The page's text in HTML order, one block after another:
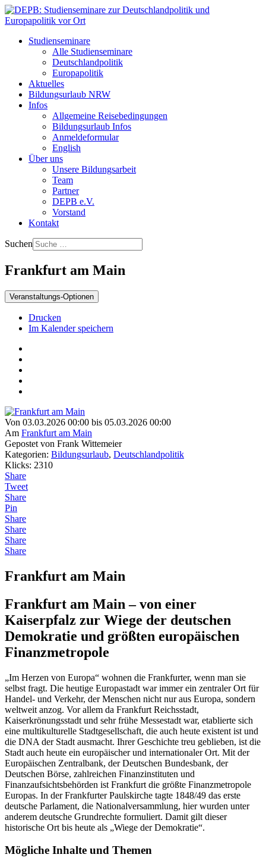
Studienseminare
Alle Studienseminare
Deutschlandpolitik
Europapolitik
Aktuelles
Bildungsurlaub NRW
Infos
Allgemeine Reisebedingungen
Bildungsurlaub Infos
Anmeldeformular
English
Über uns
Unsere Bildungsarbeit
Team
Partner
DEPB e.V.
Vorstand
Kontakt
Suchen
Frankfurt am Main
Veranstaltungs-Optionen
Drucken
Im Kalender speichern
Von 03.03.2026 00:00 bis 05.03.2026 00:00
Am Frankfurt am Main
Gepostet von Frank Wittemeier
Kategorien: Bildungsurlaub, Deutschlandpolitik
Klicks: 2310
Share
Tweet
Share
Pin
Share
Share
Share
Share
Frankfurt am Main
Frankfurt am Main – von einer
Kaiserpfalz zur Wiege der deutschen
Demokratie und größten europäischen
Finanzmetropole
„Im Herzen von Europa“ wohnen die Frankfurter, wenn man sie
selbst fragt. Die heutige Europastadt war immer ein zentraler Ort für
Handel- und Verkehr, der Menschen nicht nur aus Europa, sondern
weltweit anzog. Vor allem da Frankfurt Reichsstadt,
Kaiserkrönungsstadt und sehr frühe Messestadt war, etablierte sich
eine multikulturelle Stadtgesellschaft, die auch heute existent ist und
die DNA der Stadt ausmacht. Ihrer Geschichte treu geblieben, ist die
Stadt auch heute ein europäischer und internationaler Ort. Mit der
Europäischen Zentralbank, der Deutschen Bundesbank, der
Deutschen Börse, zahlreichen Finanzinstituten und
Finanzaufsichtsbehörden ist Frankfurt die größte Finanzmetropole
Europas. In der Frankfurter Paulskirche tagte 1848/49 das erste
deutsche Parlament, die Nationalversammlung, hier wurden unter
anderem deutsche Grundrechte formuliert. Damit gilt dieser
historische Ort bis heute als „Wiege der Demokratie“.
Mögliche Inhalte und Themen